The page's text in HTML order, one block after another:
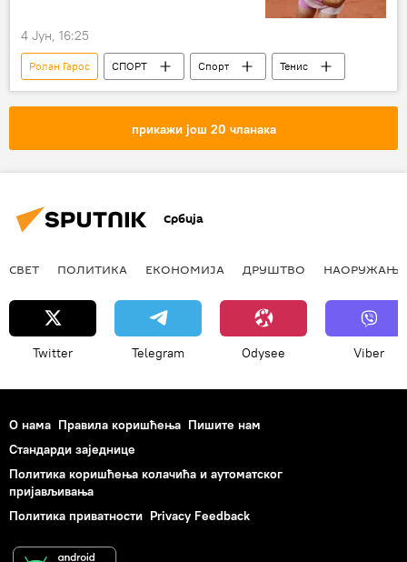
4 Јун, 16:25
Ролан Гарос СПОРТ Спорт Тенис
прикажи још 20 чланака
Србија
СВЕТ ПОЛИТИКА ЕКОНОМИЈА ДРУШТВО НАОРУЖАЊЕ
Twitter Telegram Odysee Viber
О нама Правила коришћења Пишите нам
Стандарди заједнице
Политика коришћења колачића и аутоматског
пријављивања
Политика приватности Privacy Feedback